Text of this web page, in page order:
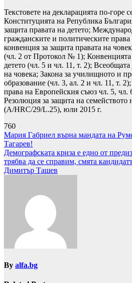
Текстовете на декларацията по-горе
Конституцията на Република
защита правата на детето;
гражданските и политическите
конвенция за защита правата на
(чл. 2 от Протокол № 1);
детето (чл. 5 и чл. 11, т. 2); Всеобщата
на човека; Закона за училищното и
образование (чл. 3, ал. 2 и чл. 11, т.
права на Европейския съюз чл. 5, чл.
Резолюция за защита на
(A/HRC/29/L.25), юли 2015 г.
760
Навигация
Мария Габриел върна мандата на
Тагарев!
Демографската криза е едно от
трябва да се справим, смята
Димитър Ташев
By alfa.bg